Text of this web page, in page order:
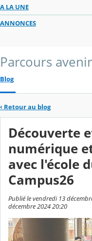
A LA UNE
ANNONCES
Parcours avenir
Blog
‹ Retour au blog
Découverte
numérique
avec l'école
Campus26
Publié le vendredi 13
décembre 2024 20:20